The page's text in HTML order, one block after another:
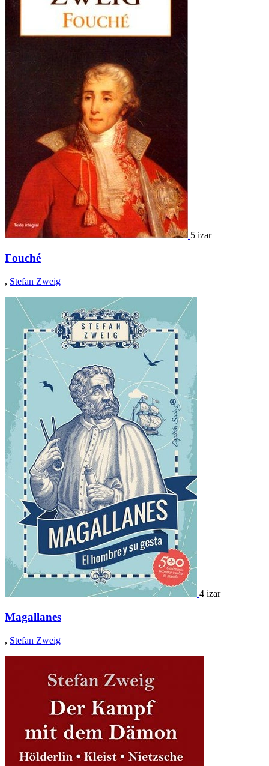
5 izar
Fouché
, Stefan Zweig
4 izar
Magallanes
, Stefan Zweig